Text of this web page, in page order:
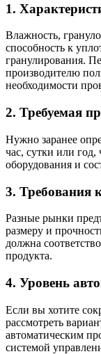
1.
Влажность,
способность к
гранулирования.
производителю
необходимости
2. Требуемая
Нужно заранее
час, сутки или
оборудования и
3. Требования
Разные рынки
размеру и
должна
продукта.
4. Уровень
Если вы хотите
рассмотреть
автоматическим
системой